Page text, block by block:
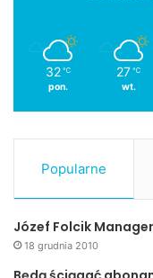
32 ℃
pon.
27 ℃
wt.
Popularne
Józef Folcik
18 grudnia 2010